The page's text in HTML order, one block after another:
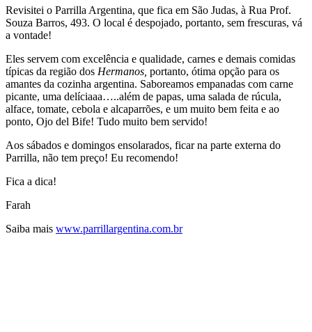
Revisitei o Parrilla Argentina, que fica em São Judas, à Rua Prof.
Souza Barros, 493. O local é despojado, portanto, sem frescuras, vá
a vontade!
Eles servem com excelência e qualidade, carnes e demais comidas
típicas da região dos Hermanos, portanto, ótima opção para os
amantes da cozinha argentina. Saboreamos empanadas com carne
picante, uma delíciaaa…..além de papas, uma salada de rúcula,
alface, tomate, cebola e alcaparrões, e um muito bem feita e ao
ponto, Ojo del Bife! Tudo muito bem servido!
Aos sábados e domingos ensolarados, ficar na parte externa do
Parrilla, não tem preço! Eu recomendo!
Fica a dica!
Farah
Saiba mais www.parrillargentina.com.br